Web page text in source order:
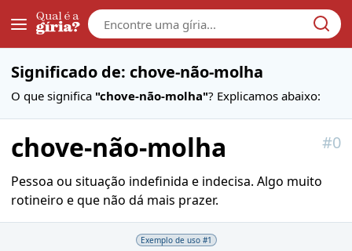
Galera
Significado de: chove-não-molha
O que significa "chove-não-molha"? Explicamos abaixo:
#0
chove-não-molha
Pessoa ou situação indefinida e indecisa. Algo muito
rotineiro e que não dá mais prazer.
Exemplo de uso #1